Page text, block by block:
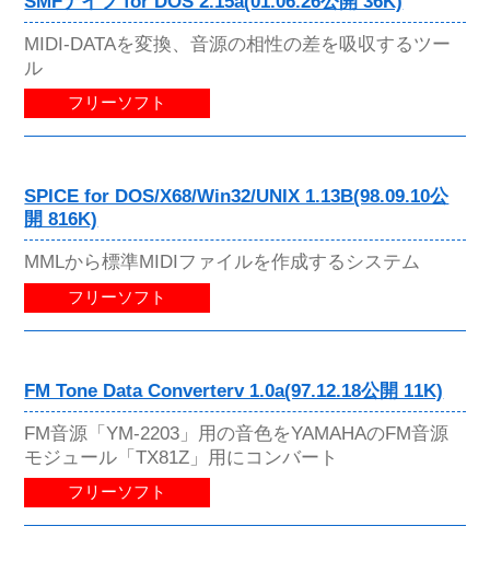
MIDI-DATAを変換、音源の相性の差を吸収するツー
ル
フリーソフト
SPICE for DOS/X68/Win32/UNIX 1.13B(98.09.10公
開 816K)
MMLから標準MIDIファイルを作成するシステム
フリーソフト
FM Tone Data Converterv 1.0a(97.12.18公開 11K)
FM音源「YM-2203」用の音色をYAMAHAのFM音源
モジュール「TX81Z」用にコンバート
フリーソフト